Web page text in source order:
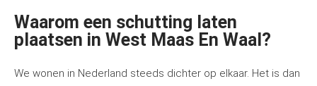
Waarom een schutting laten
plaatsen in West Maas En Waal?
We wonen in Nederland steeds dichter op elkaar. Het is dan